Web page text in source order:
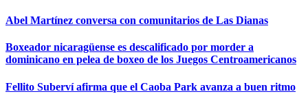
Abel Martínez conversa con comunitarios de Las Dianas
Boxeador nicaragüense es descalificado por morder a
dominicano en pelea de boxeo de los Juegos Centroamericanos
Fellito Suberví afirma que el Caoba Park avanza a buen ritmo